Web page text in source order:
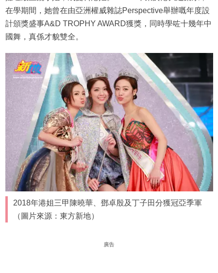
在學期間，她曾在由亞洲權威雜誌Perspective舉辦嘅年度設
計頒獎盛事A&D TROPHY AWARD獲獎，同時學咗十幾年中
國舞，真係才貌雙全。
2018年港姐三甲陳曉華、鄧卓殷及丁子田分獲冠亞季軍
（圖片來源：東方新地）
廣告